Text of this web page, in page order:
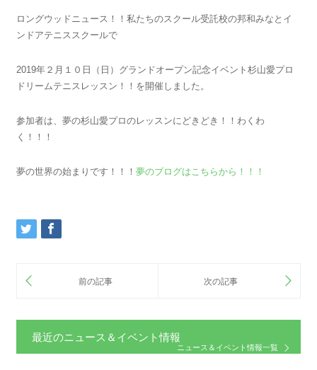
ロングウッドニュース！！私たちのスクール受託校の邦和みなとイ
ンドアテニススクールで
2019年２月１０日（日）グランドオープン記念イベント杉山愛プロ
ドリームテニスレッスン！！を開催しました。
参加者は、夢の杉山愛プロのレッスンにどきどき！！わくわ
く！！！
夢の世界の始まりです！！！ 夢のブログはこちらから！！！
最近のニュース＆イベント情報
ニュース＆イベント情報一覧